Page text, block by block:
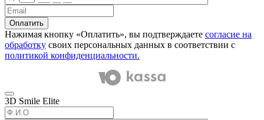
Оплатить
Нажимая кнопку «Оплатить», вы подтверждаете согласие на
обработку своих персональных данных в соответствии с
политикой конфиденциальности.
3D Smile Elite